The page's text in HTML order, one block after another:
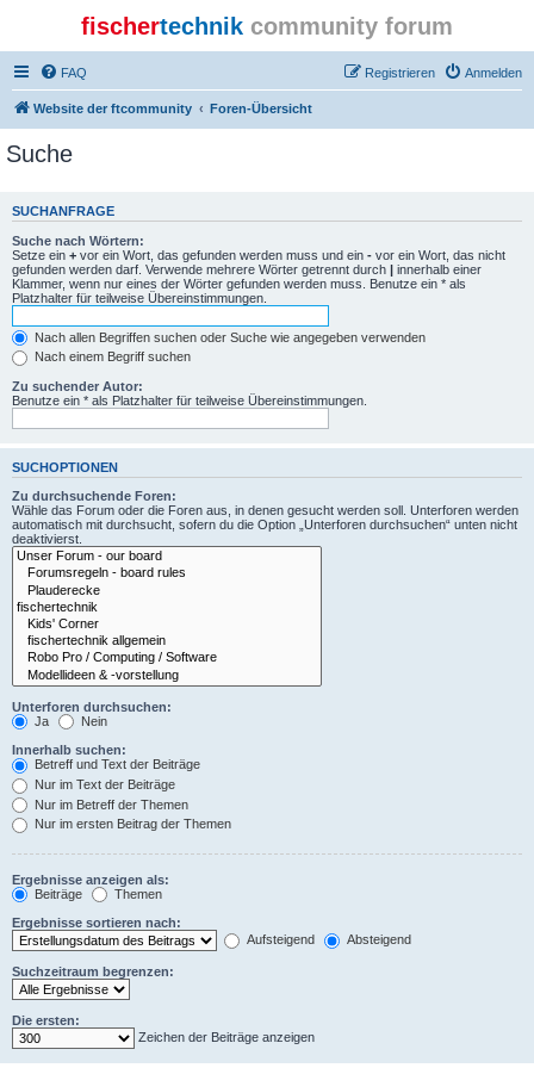
fischertechnik community forum
FAQ Anmelden
Registrieren
Website der ftcommunity Foren-Übersicht
Suche
SUCHANFRAGE
Suche nach Wörtern:
Setze ein + vor ein Wort, das gefunden werden muss und ein - vor ein Wort, das nicht
gefunden werden darf. Verwende mehrere Wörter getrennt durch | innerhalb einer
Klammer, wenn nur eines der Wörter gefunden werden muss. Benutze ein * als
Platzhalter für teilweise Übereinstimmungen.
Nach allen Begriffen suchen oder Suche wie angegeben verwenden
Nach einem Begriff suchen
Zu suchender Autor:
Benutze ein * als Platzhalter für teilweise Übereinstimmungen.
SUCHOPTIONEN
Zu durchsuchende Foren:
Wähle das Forum oder die Foren aus, in denen gesucht werden soll. Unterforen werden
automatisch mit durchsucht, sofern du die Option „Unterforen durchsuchen“ unten nicht
deaktivierst.
Unterforen durchsuchen:
Ja
Nein
Innerhalb suchen:
Betreff und Text der Beiträge
Nur im Text der Beiträge
Nur im Betreff der Themen
Nur im ersten Beitrag der Themen
Ergebnisse anzeigen als:
Beiträge
Themen
Ergebnisse sortieren nach:
Aufsteigend
Absteigend
Suchzeitraum begrenzen:
Die ersten:
Zeichen der Beiträge anzeigen